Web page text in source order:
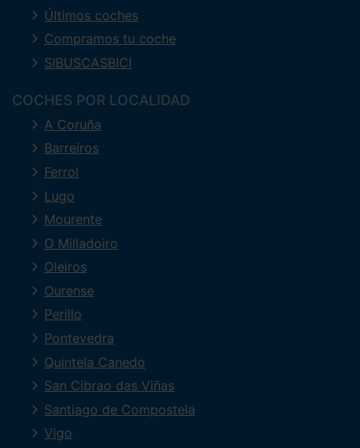
Últimos coches
Compramos tu coche
SIBUSCASBICI
COCHES POR LOCALIDAD
A Coruña
Barreiros
Ferrol
Lugo
Mourente
O Milladoiro
Oleiros
Ourense
Perillo
Pontevedra
Quintela Canedo
San Cibrao das Viñas
Santiago de Compostela
Vigo